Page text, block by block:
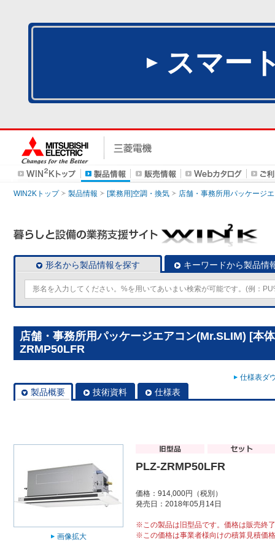
スマー
WIN2Kトップ 製品情報 [業務用]空調・換気 店舗・事務所用パッケージ
形名から製品情報を探す キーワードから製品情
店舗・事務所用パッケージエアコン(Mr.SLIM) [本
ZRMP50LFR
仕様表ダ
製品概要 技術資料 仕様表
画像拡大
PLZ-ZRMP50LFR
価格：914,000円（税別）
発売日：2018年05月14日
※この製品は旧型品です。価格は販売終
※この価格は事業者様向けの積算見積価